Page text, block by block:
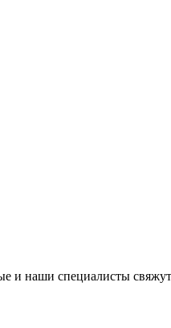
и наши специалисты